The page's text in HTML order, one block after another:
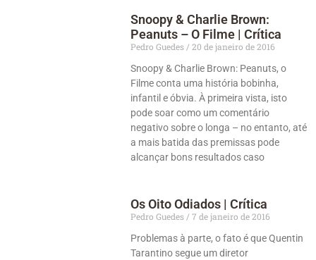
Snoopy & Charlie Brown:
Peanuts – O Filme | Crítica
Pedro Guedes
20 de janeiro de 2016
Snoopy & Charlie Brown: Peanuts, o
Filme conta uma história bobinha,
infantil e óbvia. À primeira vista, isto
pode soar como um comentário
negativo sobre o longa – no entanto, até
a mais batida das premissas pode
alcançar bons resultados caso
Os Oito Odiados | Crítica
Pedro Guedes
7 de janeiro de 2016
Problemas à parte, o fato é que Quentin
Tarantino segue um diretor